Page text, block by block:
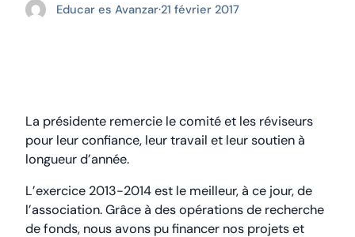
Educar es Avanzar·21 février 2017
La présidente remercie le comité et les réviseurs
pour leur confiance, leur travail et leur soutien à
longueur d’année.
L’exercice 2013-2014 est le meilleur, à ce jour, de
l’association. Grâce à des opérations de recherche
de fonds, nous avons pu financer nos projets et